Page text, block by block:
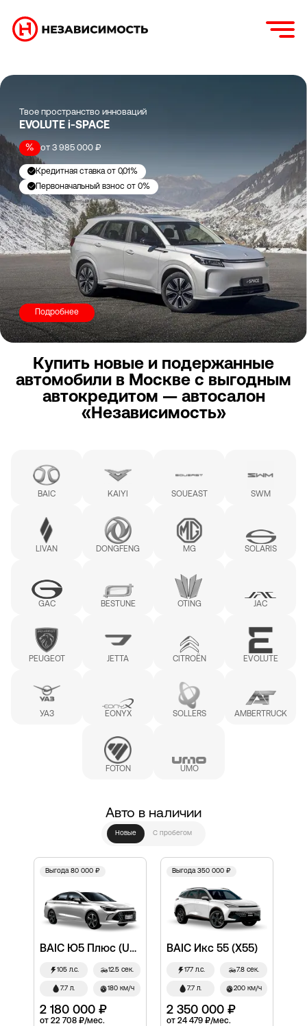
Твое пространство инноваций
EVOLUTE i⁠-⁠SPACE
% от 3 985 000 ₽
Кредитная ставка от 0,01%
Первоначальный взнос от 0%
Подробнее
Купить новые и подержанные
автомобили в Москве с выгодным
автокредитом — автосалон
«Независимость»
BAIC KAIYI SOUEAST SWM
LIVAN DONGFENG MG SOLARIS
GAC BESTUNE OTING JAC
PEUGEOT JETTA CITROËN EVOLUTE
УАЗ EONYX SOLLERS AMBERTRUCK
FOTON UMO
Авто в наличии
Новые С пробегом
Выгода 80 000 ₽
BAIC Ю5 Плюс (U5 Plus)
105 л.с. 12.5 сек.
7.7 л. 180 км/ч
2 180 000 ₽
от 22 708 ₽/мес.
Выгода 350 000 ₽
BAIC Икс 55 (X55)
177 л.с. 7.8 сек.
7.7 л. 200 км/ч
2 350 000 ₽
от 24 479 ₽/мес.